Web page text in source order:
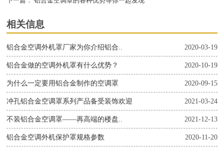
相关信息
2020-03-19
铝合金空调外机罩厂家为你介绍铝合..
2020-10-19
铝合金做的空调外机罩有什么优势？
2020-09-15
为什么一定要用铝合金制作的空调罩
2021-03-24
冲孔铝合金空调罩系列产品备受装饰欢迎
2021-12-13
不装铝合金空调罩——再高端的楼盘..
2020-11-20
铝合金空调外机保护罩规格参数